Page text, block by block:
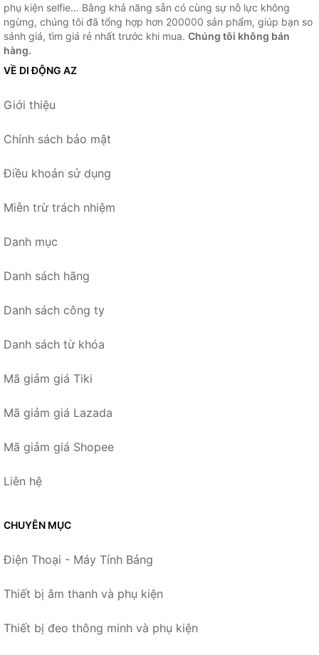
phụ kiện selfie... Bằng khả năng sẵn có cùng sự nỗ lực không
ngừng, chúng tôi đã tổng hợp hơn 200000 sản phẩm, giúp bạn so
sánh giá, tìm giá rẻ nhất trước khi mua. Chúng tôi không bán
hàng.
VỀ DI ĐỘNG AZ
Giới thiệu
Chính sách bảo mật
Điều khoản sử dụng
Miễn trừ trách nhiệm
Danh mục
Danh sách hãng
Danh sách công ty
Danh sách từ khóa
Mã giảm giá Tiki
Mã giảm giá Lazada
Mã giảm giá Shopee
Liên hệ
CHUYÊN MỤC
Điện Thoại - Máy Tính Bảng
Thiết bị âm thanh và phụ kiện
Thiết bị đeo thông minh và phụ kiện